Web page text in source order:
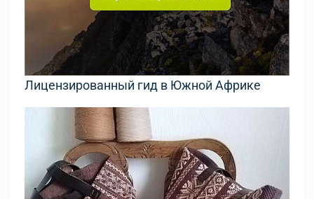
Лицензированный гид в Южной Африке